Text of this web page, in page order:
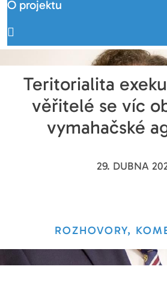
O projektu
Teritorialita
věřitelé se víc
vymahačské
29. DUBNA
ROZHOVORY,